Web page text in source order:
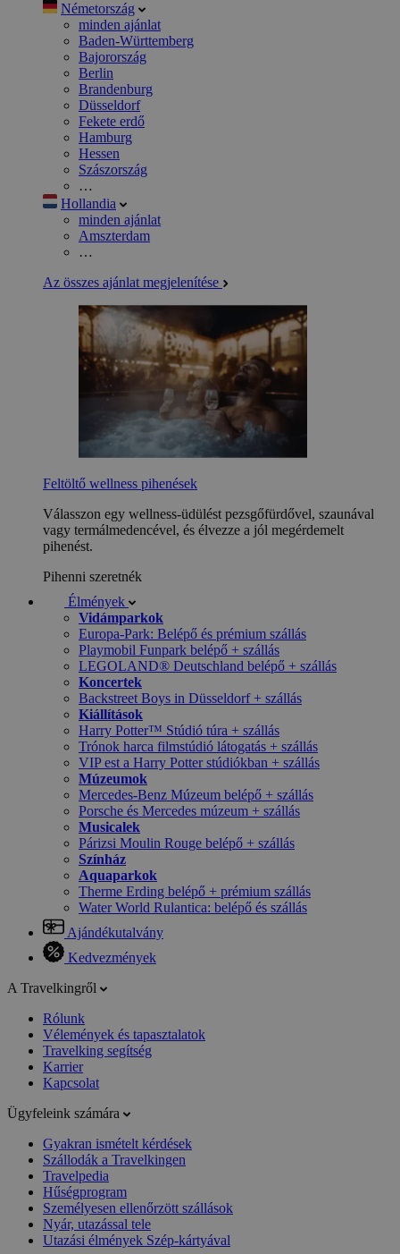
Németország
minden ajánlat
Baden-Württemberg
Bajorország
Berlin
Brandenburg
Düsseldorf
Fekete erdő
Hamburg
Hessen
Szászország
…
Hollandia
minden ajánlat
Amszterdam
…
Az összes ajánlat megjelenítése
Feltöltő wellness pihenések
Válasszon egy wellness-üdülést pezsgőfürdővel, szaunával
vagy termálmedencével, és élvezze a jól megérdemelt
pihenést.
Pihenni szeretnék
Élmények
Vidámparkok
Europa-Park: Belépő és prémium szállás
Playmobil Funpark belépő + szállás
LEGOLAND® Deutschland belépő + szállás
Koncertek
Backstreet Boys in Düsseldorf + szállás
Kiállítások
Harry Potter™ Stúdió túra + szállás
Trónok harca filmstúdió látogatás + szállás
VIP est a Harry Potter stúdiókban + szállás
Múzeumok
Mercedes-Benz Múzeum belépő + szállás
Porsche és Mercedes múzeum + szállás
Musicalek
Párizsi Moulin Rouge belépő + szállás
Színház
Aquaparkok
Therme Erding belépő + prémium szállás
Water World Rulantica: belépő és szállás
Ajándékutalvány
Kedvezmények
A Travelkingről
Rólunk
Vélemények és tapasztalatok
Travelking segítség
Karrier
Kapcsolat
Ügyfeleink számára
Gyakran ismételt kérdések
Szállodák a Travelkingen
Travelpedia
Hűségprogram
Személyesen ellenőrzött szállások
Nyár, utazással tele
Utazási élmények Szép-kártyával